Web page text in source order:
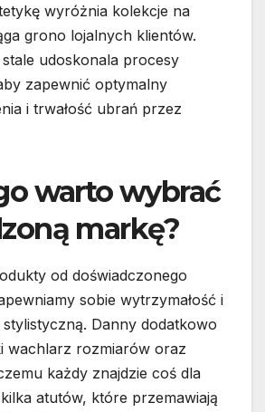
wyróżnia kolekcje na
grono lojalnych klientów.
udoskonala procesy
zapewnić optymalny
i trwałość ubrań przez
warto wybrać
markę?
od doświadczonego
sobie wytrzymałość i
Danny dodatkowo
wachlarz rozmiarów oraz
każdy znajdzie coś dla
atutów, które przemawiają